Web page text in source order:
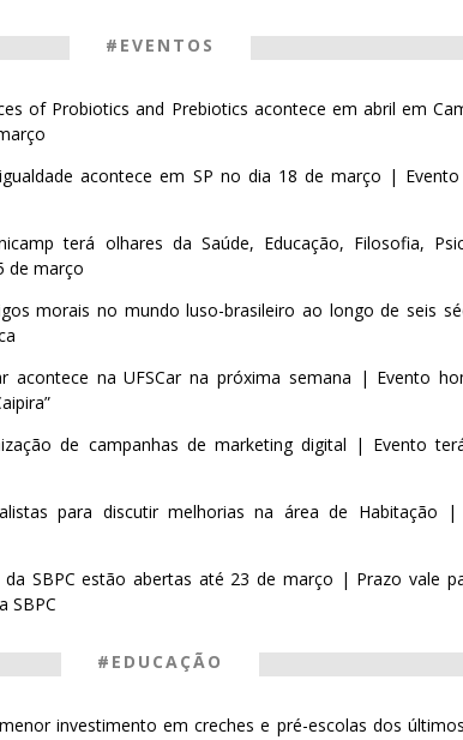
#EVENTOS
of Probiotics and Prebiotics acontece em abril em
acontece em SP no dia 18 de março |
terá olhares da Saúde, Educação, Filosofia,
de março
morais no mundo luso-brasileiro ao longo de seis
acontece na UFSCar na próxima semana | Evento
de campanhas de marketing digital | Evento
para discutir melhorias na área de Habitação |
da SBPC estão abertas até 23 de março | Prazo vale
SBPC
#EDUCAÇÃO
investimento em creches e pré-escolas dos